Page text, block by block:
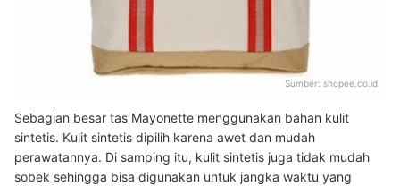
Sumber: shopee.co.id
Sebagian besar tas Mayonette menggunakan bahan kulit
sintetis. Kulit sintetis dipilih karena awet dan mudah
perawatannya. Di samping itu, kulit sintetis juga tidak mudah
sobek sehingga bisa digunakan untuk jangka waktu yang